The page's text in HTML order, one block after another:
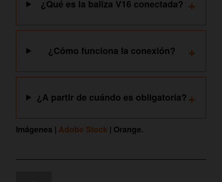
¿Qué es la baliza V16 conectada?
¿Cómo funciona la conexión? +
¿A partir de cuándo es obligatoria?+
Imágenes | Adobe Stock | Orange.